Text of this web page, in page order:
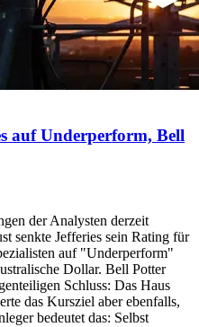
auf Underperform, Bell
der Analysten derzeit
senkte Jefferies sein Rating für
auf "Underperform"
Dollar. Bell Potter
Schluss: Das Haus
das Kursziel aber ebenfalls,
bedeutet das: Selbst